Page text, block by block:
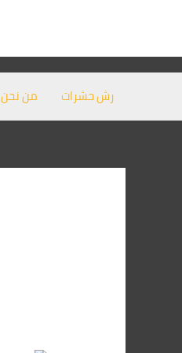
رش حشرات من نحن